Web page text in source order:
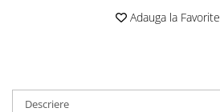
Accesorii Consumabile
Coșuri de gunoi
Adauga la Favorite
Descriere